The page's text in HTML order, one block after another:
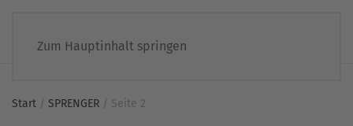
Zum Hauptinhalt springen
Start / SPRENGER / Seite 2